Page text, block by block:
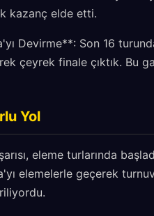
kazanç elde etti.
Devirme**: Son 16
çeyrek finale çıktık. Bu
Yol
eleme turlarında
elemelerle geçerek